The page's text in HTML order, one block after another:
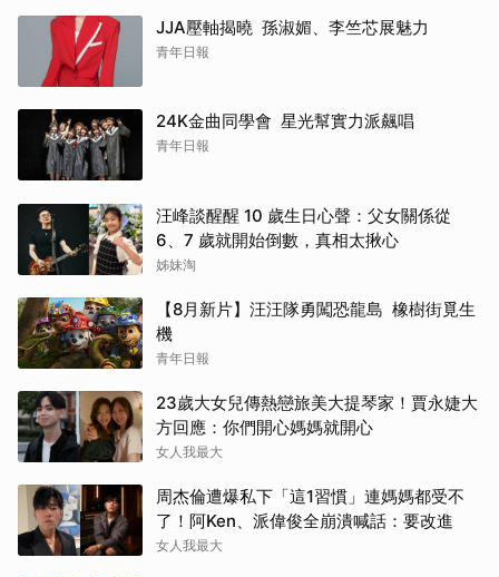
JJA壓軸揭曉 孫淑媚、李竺芯展魅力
青年日報
24K金曲同學會 星光幫實力派飆唱
青年日報
汪峰談醒醒 10 歲生日心聲：父女關係從
6、7 歲就開始倒數，真相太揪心
姊妹淘
【8月新片】汪汪隊勇闖恐龍島 橡樹街覓生
機
青年日報
23歲大女兒傳熱戀旅美大提琴家！賈永婕大
方回應：你們開心媽媽就開心
女人我最大
周杰倫遭爆私下「這1習慣」連媽媽都受不
了！阿Ken、派偉俊全崩潰喊話：要改進
女人我最大